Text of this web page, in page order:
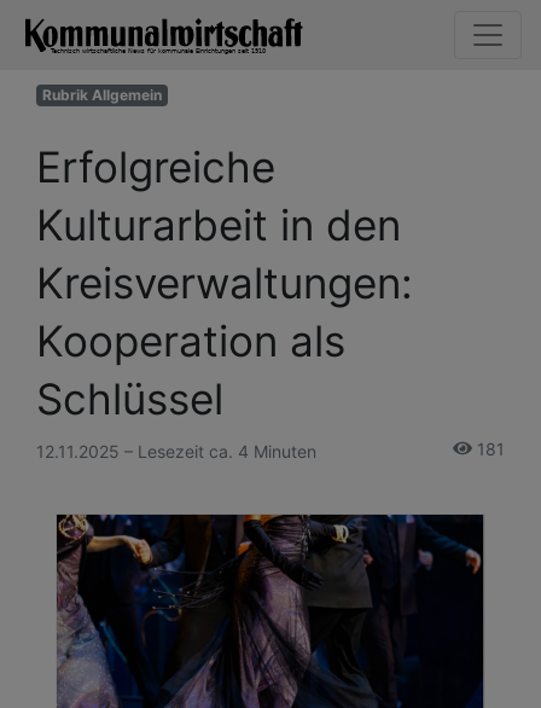
Rubrik Allgemein
Erfolgreiche
Kulturarbeit in den
Kreisverwaltungen:
Kooperation als
Schlüssel
12.11.2025 – Lesezeit ca. 4 Minuten 181